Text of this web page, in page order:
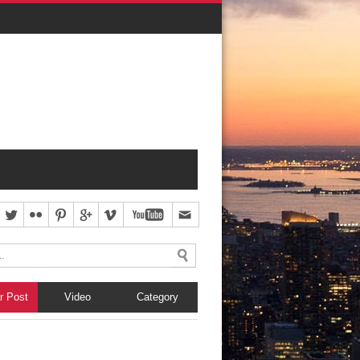
RESEP
RESEP MASAKAN
TIPS TRAVEL
TREVEL
(1)
...
2016 (107) ► 2015 (50)
Post Video Category